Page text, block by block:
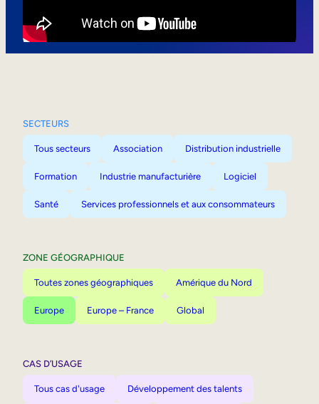
SECTEURS
Tous secteurs Association Distribution industrielle
Formation Industrie manufacturière Logiciel
Santé Services professionnels et aux consommateurs
ZONE GÉOGRAPHIQUE
Toutes zones géographiques Amérique du Nord
Europe Europe – France Global
CAS D’USAGE
Tous cas d'usage Développement des talents